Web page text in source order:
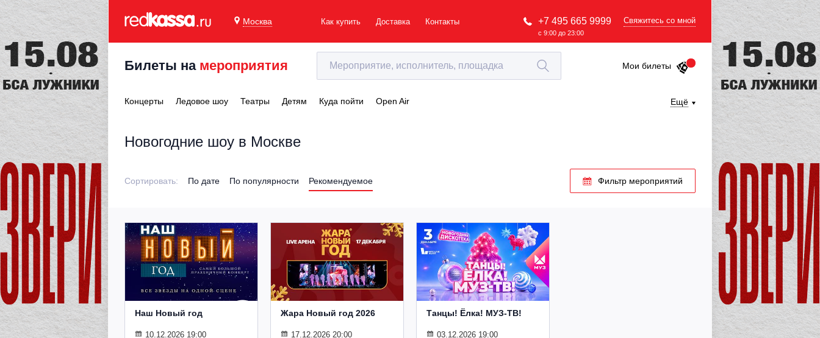
Москва Как купить Доставка Контакты +7 495 665 9999
с 9:00 до 23:00
Свяжитесь со мной
Билеты на мероприятия Мои билеты
Концерты Ледовое шоу Театры Детям Куда пойти Open Air Ещё
Новогодние шоу в Москве
Сортировать: По дате По популярности Рекомендуемое Фильтр мероприятий
Наш Новый год
10.12.2026 19:00
Жара Новый год 2026
17.12.2026 20:00
Танцы! Ёлка! МУЗ-ТВ!
03.12.2026 19:00